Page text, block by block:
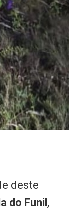
deste
do Funil ,